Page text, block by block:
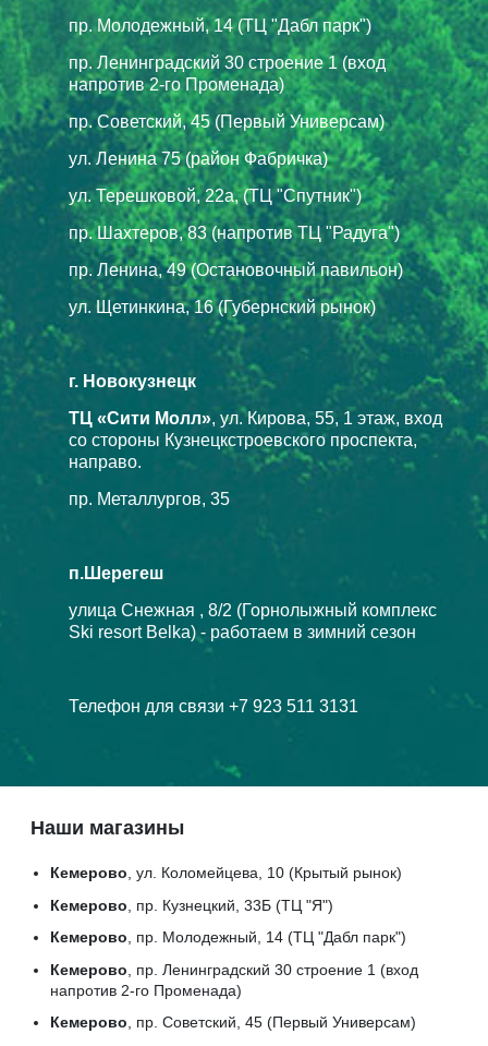
Наши магазины
Кемерово, ул. Коломейцева, 10 (Крытый рынок)
Кемерово , пр. Кузнецкий, 33Б (ТЦ "Я")
Кемерово, пр. Молодежный, 14 (ТЦ "Дабл парк")
Кемерово , пр. Ленинградский 30 строение 1 (вход
напротив 2-го Променада)
Кемерово, пр. Советский, 45 (Первый Универсам)
пр. Молодежный, 14 (ТЦ "Дабл парк")
пр. Ленинградский 30 строение 1 (вход
напротив 2-го Променада)
пр. Советский, 45 (Первый Универсам)
ул. Ленина 75 (район Фабричка)
ул. Терешковой, 22а, (ТЦ "Спутник")
пр. Шахтеров, 83 (напротив ТЦ "Радуга")
пр. Ленина, 49 (Остановочный павильон)
ул. Щетинкина, 16 (Губернский рынок)
г. Новокузнецк
ТЦ «Сити Молл», ул. Кирова, 55, 1 этаж, вход
со стороны Кузнецкстроевского проспекта,
направо.
пр. Металлургов, 35
п.Шерегеш
улица Снежная , 8/2 (Горнолыжный комплекс
Ski resort Belka) - работаем в зимний сезон
Телефон для связи +7 923 511 3131